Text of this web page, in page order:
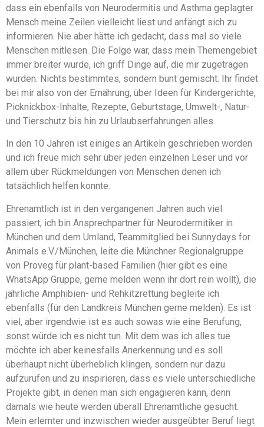
dass ein ebenfalls von Neurodermitis und Asthma geplagter
Mensch meine Zeilen vielleicht liest und anfängt sich zu
informieren. Nie aber hätte ich gedacht, dass mal so viele
Menschen mitlesen. Die Folge war, dass mein Themengebiet
immer breiter wurde, ich griff Dinge auf, die mir zugetragen
wurden. Nichts bestimmtes, sondern bunt gemischt. Ihr findet
bei mir also von der Ernährung, über Ideen für Kindergerichte,
Picknickbox-Inhalte, Rezepte, Geburtstage, Umwelt-, Natur-
und Tierschutz bis hin zu Urlaubserfahrungen alles.
In den 10 Jahren ist einiges an Artikeln geschrieben worden
und ich freue mich sehr über jeden einzelnen Leser und vor
allem über Rückmeldungen von Menschen denen ich
tatsächlich helfen konnte.
Ehrenamtlich ist in den vergangenen Jahren auch viel
passiert, ich bin Ansprechpartner für Neurodermitiker in
München und dem Umland, Teammitglied bei Sunnydays for
Animals e.V./München, leite die Münchner Regionalgruppe
von Proveg für plant-based Familien (hier gibt es eine
WhatsApp Gruppe, gerne melden wenn ihr dort rein wollt), die
jährliche Amphibien- und Rehkitzrettung begleite ich
ebenfalls (für den Landkreis München gerne melden). Es ist
viel, aber irgendwie ist es auch sowas wie eine Berufung,
sonst würde ich es nicht tun. Mit dem was ich alles tue
möchte ich aber keinesfalls Anerkennung und es soll
überhaupt nicht überheblich klingen, sondern nur dazu
aufzurufen und zu inspirieren, dass es viele unterschiedliche
Projekte gibt, in denen man sich engagieren kann, denn
damals wie heute werden überall Ehrenamtliche gesucht.
Mein erlernter und inzwischen wieder ausgeübter Beruf liegt